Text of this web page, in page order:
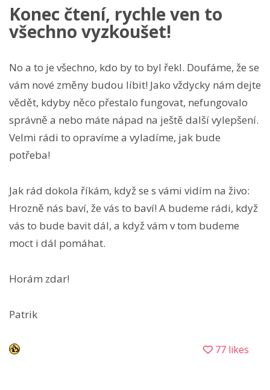
Konec čtení, rychle ven to
všechno vyzkoušet!
No a to je všechno, kdo by to byl řekl. Doufáme, že se
vám nové změny budou líbit! Jako vždycky nám dejte
vědět, kdyby něco přestalo fungovat, nefungovalo
správně a nebo máte nápad na ještě další vylepšení.
Velmi rádi to opravíme a vyladíme, jak bude
potřeba!
Jak rád dokola říkám, když se s vámi vidím na živo:
Hrozně nás baví, že vás to baví! A budeme rádi, když
vás to bude bavit dál, a když vám v tom budeme
moct i dál pomáhat.
Horám zdar!
Patrik
77 likes